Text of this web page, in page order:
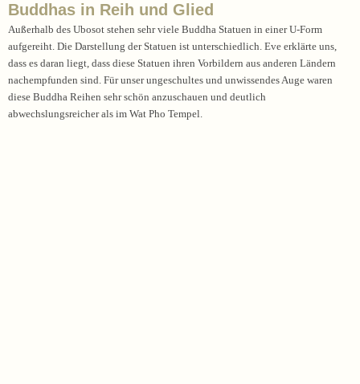
Buddhas in Reih und Glied
Außerhalb des Ubosot stehen sehr viele Buddha Statuen in einer U-Form
aufgereiht. Die Darstellung der Statuen ist unterschiedlich. Eve erklärte uns,
dass es daran liegt, dass diese Statuen ihren Vorbildern aus anderen Ländern
nachempfunden sind. Für unser ungeschultes und unwissendes Auge waren
diese Buddha Reihen sehr schön anzuschauen und deutlich
abwechslungsreicher als im Wat Pho Tempel.